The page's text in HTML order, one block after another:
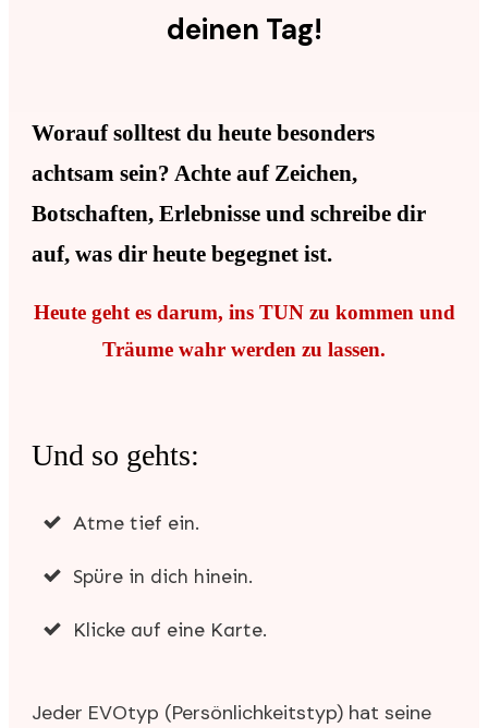
deinen Tag!
Worauf solltest du heute besonders
achtsam sein? Achte auf Zeichen,
Botschaften, Erlebnisse und schreibe dir
auf, was dir heute begegnet ist.
Heute geht es darum, ins TUN zu kommen und
Träume wahr werden zu lassen.
Und so gehts:
Atme tief ein.
Spüre in dich hinein.
Klicke auf eine Karte.
Jeder EVOtyp (Persönlichkeitstyp) hat seine